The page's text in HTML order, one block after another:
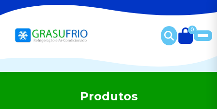
0
Produtos